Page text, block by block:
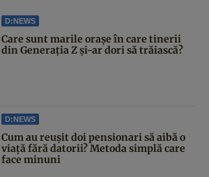
D:NEWS
Care sunt marile orașe în care tinerii
din Generația Z și-ar dori să trăiască?
D:NEWS
Cum au reușit doi pensionari să aibă o
viață fără datorii? Metoda simplă care
face minuni